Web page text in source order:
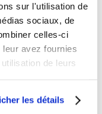
sur l'utilisation de
sociaux, de
celles-ci
avez fournies
de leurs
les détails
la